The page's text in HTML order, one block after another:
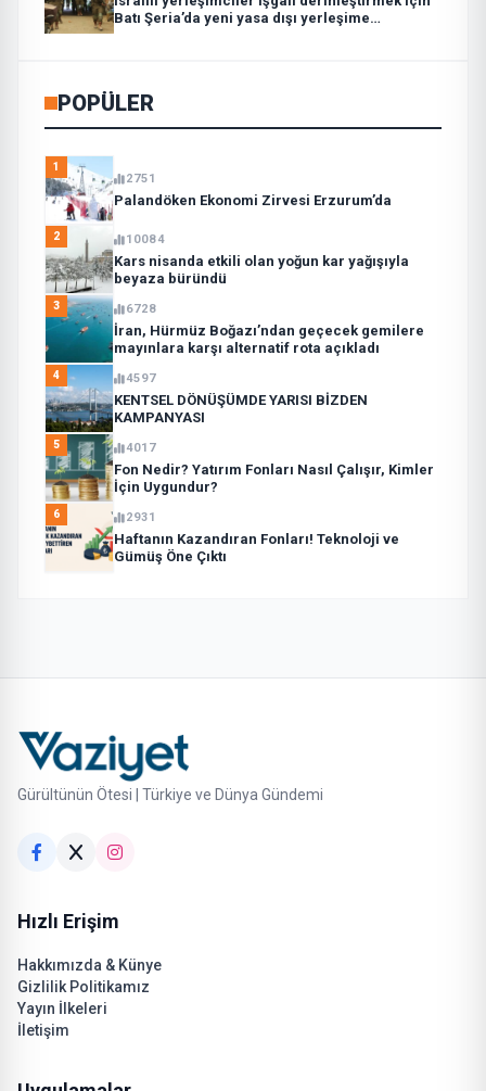
Batı Şeria’da yeni yasa dışı yerleşime
POPÜLER
1
2751
Palandöken Ekonomi Zirvesi Erzurum’da
2 10084
Kars nisanda etkili olan yoğun kar yağışıyla
beyaza büründü
3 6728
İran, Hürmüz Boğazı’ndan geçecek gemilere
mayınlara karşı alternatif rota açıkladı
4 4597
KENTSEL DÖNÜŞÜMDE YARISI BİZDEN
KAMPANYASI
5 4017
Fon Nedir? Yatırım Fonları Nasıl Çalışır, Kimler
İçin Uygundur?
6 2931
Haftanın Kazandıran Fonları! Teknoloji ve
Gümüş Öne Çıktı
Gürültünün Ötesi | Türkiye ve Dünya Gündemi
Hızlı Erişim
Hakkımızda & Künye
Gizlilik Politikamız
Yayın İlkeleri
İletişim